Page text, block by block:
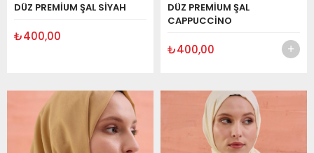
DÜZ PREMİUM ŞAL SİYAH
₺400,00
DÜZ PREMİUM ŞAL
CAPPUCCİNO
₺400,00